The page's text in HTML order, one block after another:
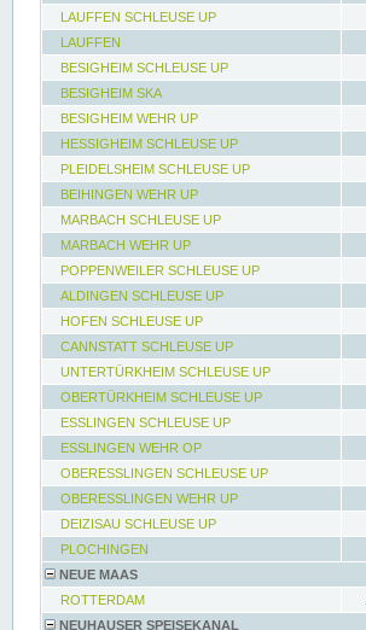
LAUFFEN SCHLEUSE UP
LAUFFEN
BESIGHEIM SCHLEUSE UP
BESIGHEIM SKA
BESIGHEIM WEHR UP
HESSIGHEIM SCHLEUSE UP
PLEIDELSHEIM SCHLEUSE UP
BEIHINGEN WEHR UP
MARBACH SCHLEUSE UP
MARBACH WEHR UP
POPPENWEILER SCHLEUSE UP
ALDINGEN SCHLEUSE UP
HOFEN SCHLEUSE UP
CANNSTATT SCHLEUSE UP
UNTERTÜRKHEIM SCHLEUSE UP
OBERTÜRKHEIM SCHLEUSE UP
ESSLINGEN SCHLEUSE UP
ESSLINGEN WEHR OP
OBERESSLINGEN SCHLEUSE UP
OBERESSLINGEN WEHR UP
DEIZISAU SCHLEUSE UP
PLOCHINGEN
NEUE MAAS
ROTTERDAM
NEUHAUSER SPEISEKANAL